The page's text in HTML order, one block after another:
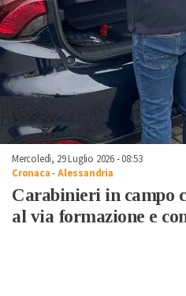
Mercoledì, 29 Luglio 2026 - 08:53
Cronaca-Alessandria
Carabinieri in campo
al via formazione e